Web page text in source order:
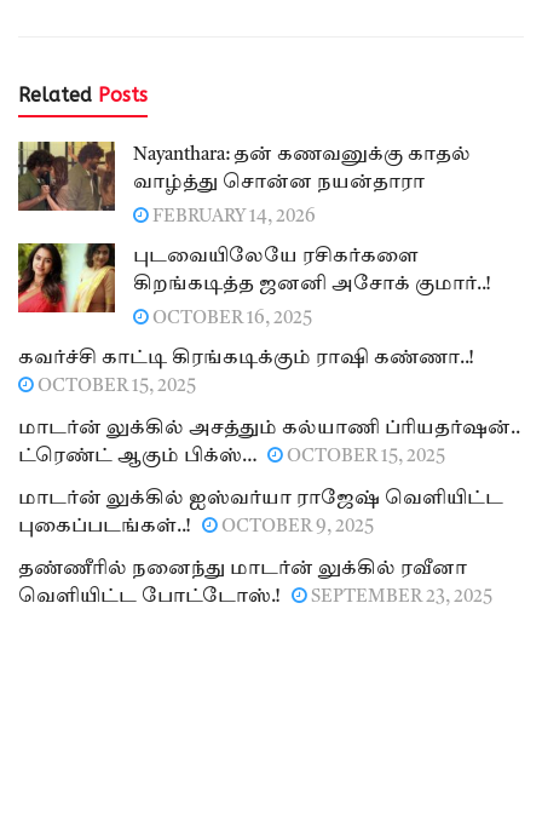
Related Posts
Nayanthara: தன் கணவனுக்கு காதல்
வாழ்த்து சொன்ன நயன்தாரா
FEBRUARY 14, 2026
புடவையிலேயே ரசிகர்களை
கிறங்கடித்த ஜனனி அசோக் குமார்..!
OCTOBER 16, 2025
கவர்ச்சி காட்டி கிரங்கடிக்கும் ராஷி கண்ணா..!
OCTOBER 15, 2025
மாடர்ன் லுக்கில் அசத்தும் கல்யாணி ப்ரியதர்ஷன்..
ட்ரெண்ட் ஆகும் பிக்ஸ்…
OCTOBER 15, 2025
மாடர்ன் லுக்கில் ஐஸ்வர்யா ராஜேஷ் வெளியிட்ட
புகைப்படங்கள்..!
OCTOBER 9, 2025
தண்ணீரில் நனைந்து மாடர்ன் லுக்கில் ரவீனா
வெளியிட்ட போட்டோஸ்.!
SEPTEMBER 23, 2025